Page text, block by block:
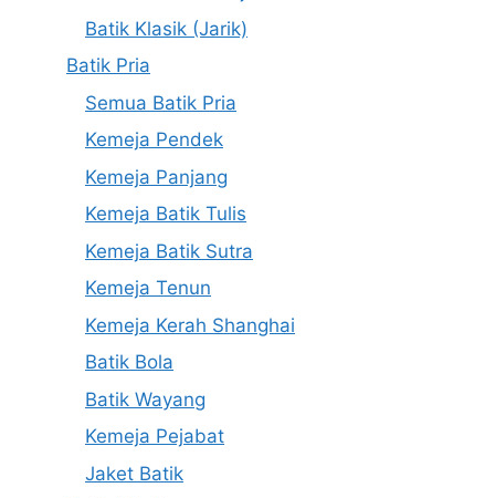
Batik Klasik (Jarik)
Batik Pria
Semua Batik Pria
Kemeja Pendek
Kemeja Panjang
Kemeja Batik Tulis
Kemeja Batik Sutra
Kemeja Tenun
Kemeja Kerah Shanghai
Batik Bola
Batik Wayang
Kemeja Pejabat
Jaket Batik